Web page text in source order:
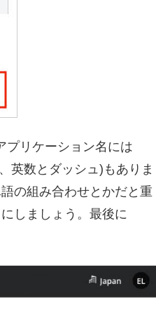
プリケーション名には
英数とダッシュ)もありま
の組み合わせとかだと重
しましょう。最後に